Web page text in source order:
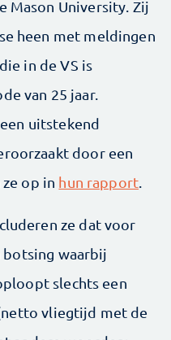
Mason University. Zij
heen met meldingen
in de VS is
van 25 jaar.
uitstekend
door een
op in hun rapport
ze dat voor
botsing waarbij
slechts een
vliegtijd met de